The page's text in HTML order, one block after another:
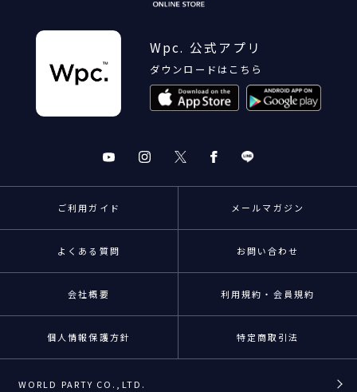
Wpc. 公式アプリ
ダウンロードはこちら
ご利用ガイド メールマガジン
よくある質問 お問い合わせ
会社概要 利用規約・会員規約
個人情報保護方針 特定商取引法
WORLD PARTY CO.,LTD.